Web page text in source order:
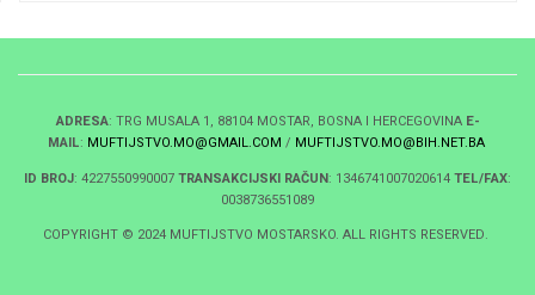
ADRESA: TRG MUSALA 1, 88104 MOSTAR, BOSNA I HERCEGOVINA E-
MAIL: MUFTIJSTVO.MO@GMAIL.COM / MUFTIJSTVO.MO@BIH.NET.BA
ID BROJ: 4227550990007TRANSAKCIJSKI RAČUN: 1346741007020614TEL/FAX:
0038736551089
COPYRIGHT © 2024 MUFTIJSTVO MOSTARSKO. ALL RIGHTS RESERVED.